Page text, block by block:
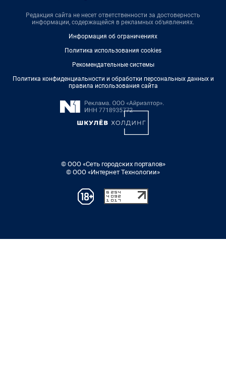
Редакция сайта не несет ответственности за достоверность
информации, содержащейся в рекламных объявлениях.
Информация об ограничениях
Политика использования cookies
Рекомендательные системы
Политика конфиденциальности и обработки персональных данных и
правила использования сайта
© ООО «Сеть городских порталов»
© ООО «Интернет Технологии»